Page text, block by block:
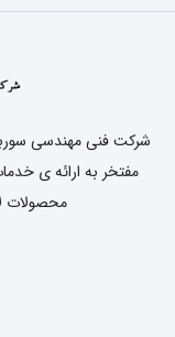
مفتخر به ارائه ی
محصولات